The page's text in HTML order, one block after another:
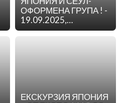
ОФОРМЕНА ГРУПА ! -
19.09.2025,
17.10.2025,
07.11.2025
ЕКСКУРЗИЯ ЯПОНИЯ